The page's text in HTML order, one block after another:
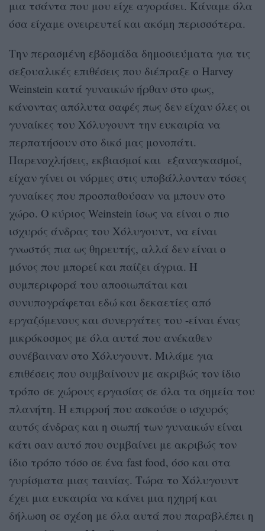
μια τσάντα που μου είχε αγοράσει. Κάναμε όλα
όσα είχαμε ονειρευτεί και ακόμη περισσότερα.
Την περασμένη εβδομάδα δημοσιεύματα για τις
σεξουαλικές επιθέσεις που διέπραξε ο Harvey
Weinstein κατά γυναικών ήρθαν στο φως,
κάνοντας απόλυτα σαφές πως δεν είχαν όλες οι
γυναίκες του Χόλυγουντ την ευκαιρία να
περπατήσουν στο δικό μας μονοπάτι.
Παρενοχλήσεις, εκβιασμοί και εξαναγκασμοί,
είχαν γίνει οι νόρμες στις υποβάλλονταν τόσες
γυναίκες που προσπαθούσαν να μπουν στο
χώρο. Ο κύριος Weinstein ίσως να είναι ο πιο
ισχυρός άνδρας του Χόλυγουντ, να είναι
γνωστός πια ως θηρευτής, αλλά δεν είναι ο
μόνος που μπορεί και παίζει άγρια. Η
συμπεριφορά του αποσιωπάται και
συνυπογράφεται εδώ και δεκαετίες από
εργαζόμενους και συνεργάτες του -είναι ένας
μικρόκοσμος με όλα αυτά που ανέκαθεν
συνέβαιναν στο Χόλυγουντ. Μιλάμε για
επιθέσεις που συμβαίνουν με ακριβώς τον ίδιο
τρόπο σε χώρους εργασίας σε όλα τα σημεία του
πλανήτη. Η επιρροή που ασκούσε ο ισχυρός
αυτός άνδρας και η σιωπή των γυναικών είναι
κάτι σαν αυτό που συμβαίνει με ακριβώς τον
ίδιο τρόπο τόσο σε ένα fast food, όσο και στα
γυρίσματα μιας ταινίας. Τώρα το Χόλυγουντ
έχει μια ευκαιρία να κάνει μια ηχηρή και
δήλωση σε σχέση με όλα αυτά που παραβλέπει η